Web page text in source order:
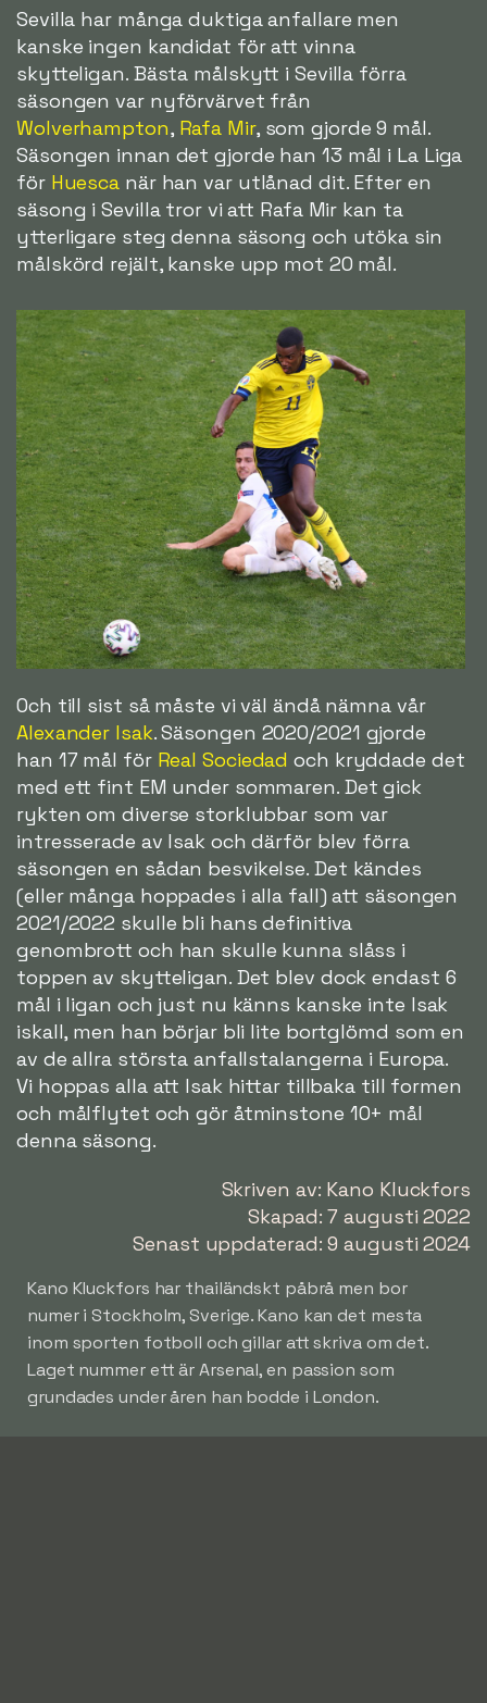
Sevilla har många duktiga anfallare men
kanske ingen kandidat för att vinna
skytteligan. Bästa målskytt i Sevilla förra
säsongen var nyförvärvet från
Wolverhampton, Rafa Mir, som gjorde 9 mål.
Säsongen innan det gjorde han 13 mål i La Liga
för Huesca när han var utlånad dit. Efter en
säsong i Sevilla tror vi att Rafa Mir kan ta
ytterligare steg denna säsong och utöka sin
målskörd rejält, kanske upp mot 20 mål.
Och till sist så måste vi väl ändå nämna vår
Alexander Isak. Säsongen 2020/2021 gjorde
han 17 mål för Real Sociedad och kryddade det
med ett fint EM under sommaren. Det gick
rykten om diverse storklubbar som var
intresserade av Isak och därför blev förra
säsongen en sådan besvikelse. Det kändes
(eller många hoppades i alla fall) att säsongen
2021/2022 skulle bli hans definitiva
genombrott och han skulle kunna slåss i
toppen av skytteligan. Det blev dock endast 6
mål i ligan och just nu känns kanske inte Isak
iskall, men han börjar bli lite bortglömd som en
av de allra största anfallstalangerna i Europa.
Vi hoppas alla att Isak hittar tillbaka till formen
och målflytet och gör åtminstone 10+ mål
denna säsong.
Skriven av: Kano Kluckfors
Skapad: 7 augusti 2022
Senast uppdaterad: 9 augusti 2024
Kano Kluckfors har thailändskt påbrå men bor
numer i Stockholm, Sverige. Kano kan det mesta
inom sporten fotboll och gillar att skriva om det.
Laget nummer ett är Arsenal, en passion som
grundades under åren han bodde i London.